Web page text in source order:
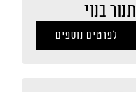
תנור בנוי
לפרטים נוספים